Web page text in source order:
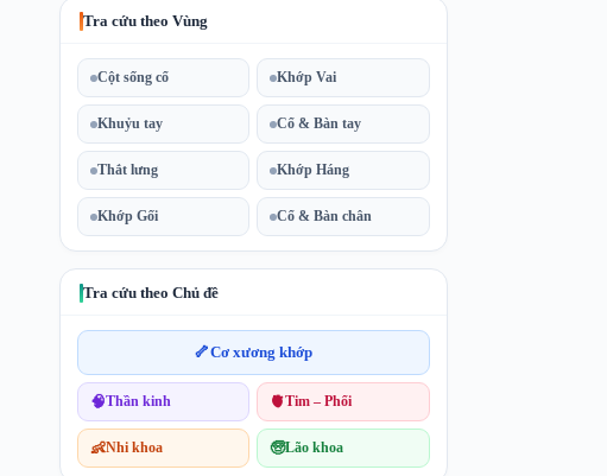
Tra cứu theo Vùng
Cột sống cổ Khớp Vai
Khuỷu tay Cổ & Bàn tay
Thắt lưng Khớp Háng
Khớp Gối Cổ & Bàn chân
Tra cứu theo Chủ đề
🦴Cơ xương khớp
🧠Thần kinh 🫀Tim – Phổi
👶Nhi khoa 🧓Lão khoa